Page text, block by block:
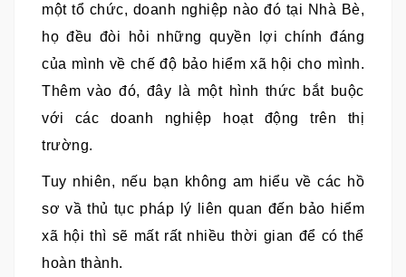
một tổ chức, doanh nghiệp nào đó tại Nhà Bè,
họ đều đòi hỏi những quyền lợi chính đáng
của mình về chế độ bảo hiểm xã hội cho mình.
Thêm vào đó, đây là một hình thức bắt buộc
với các doanh nghiệp hoạt động trên thị
trường.
Tuy nhiên, nếu bạn không am hiểu về các hồ
sơ vầ thủ tục pháp lý liên quan đến bảo hiểm
xã hội thì sẽ mất rất nhiều thời gian để có thể
hoàn thành.